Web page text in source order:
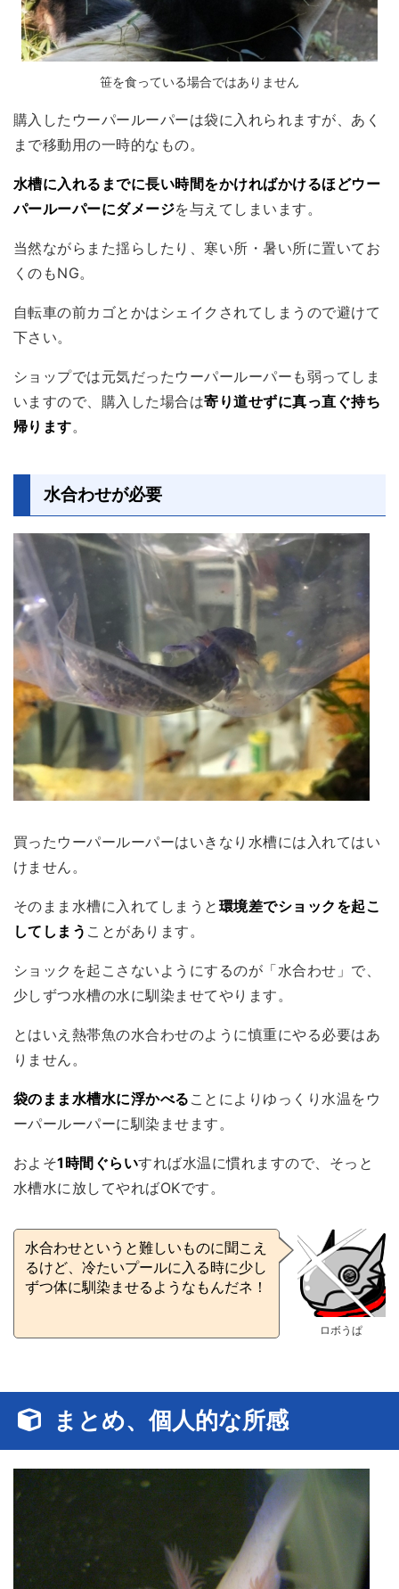
笹を食っている場合ではありません
購入したウーパールーパーは袋に入れられますが、あく
まで移動用の一時的なもの。
水槽に入れるまでに長い時間をかければかけるほどウー
パールーパーにダメージを与えてしまいます。
当然ながらまた揺らしたり、寒い所・暑い所に置いてお
くのもNG。
自転車の前カゴとかはシェイクされてしまうので避けて
下さい。
ショップでは元気だったウーパールーパーも弱ってしま
いますので、購入した場合は寄り道せずに真っ直ぐ持ち
帰ります。
水合わせが必要
買ったウーパールーパーはいきなり水槽には入れてはい
けません。
そのまま水槽に入れてしまうと 環境差でショックを起こ
してしまう ことがあります。
ショックを起こさないようにするのが「水合わせ 」で、
少しずつ水槽の水に馴染ませてやります。
とはいえ熱帯魚の水合わせのように慎重にやる必要はあ
りません。
袋のまま水槽水に浮かべる ことによりゆっくり水温をウ
ーパールーパーに馴染ませます。
およそ1時間ぐらいすれば水温に慣れますので、そっと
水槽水に放してやればOKです。
水合わせというと難しいものに聞こえ
るけど、冷たいプールに入る時に少し
ずつ体に馴染ませるようなもんだネ！
ロボうぱ
まとめ、個人的な所感